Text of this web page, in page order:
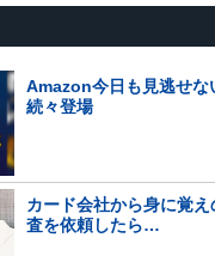
Amazon今日も見逃せな
続々登場
カード会社から身に覚
査を依頼したら…